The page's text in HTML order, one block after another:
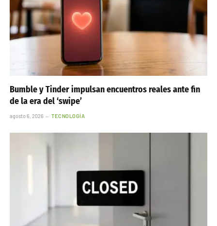
Bumble y Tinder impulsan encuentros reales ante fin
de la era del ‘swipe’
agosto 6, 2026 TECNOLOGÍA